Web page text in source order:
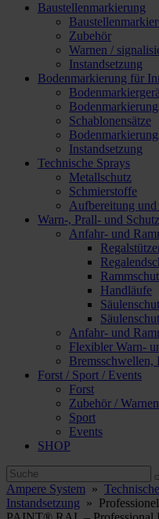
Baustellenmarkierung
Zubehör
Warnen /
Instandsetzung
Bodenmarkierung für
Schablonensätze
Instandsetzung
Technische Sprays
Metallschutz
Schmierstoffe
Aufbereitung und
Warn-, Prall- und
Anfahr- und
Handläufe
Anfahr- und
Flexibler Warn-
Bremsschwellen,
Forst / Sport / Events
Forst
Zubehör /
Sport
Events
SHOP
Ampere System »
Instandsetzung »